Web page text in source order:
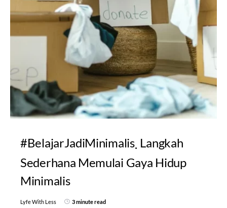
#BelajarJadiMinimalis Langkah
Sederhana Memulai Gaya Hidup
Minimalis
Lyfe With Less 3 minute read